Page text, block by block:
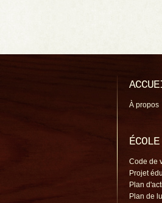
À propos
ÉCOLE
Code de
Projet
Plan
Plan de